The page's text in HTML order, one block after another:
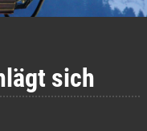
sich